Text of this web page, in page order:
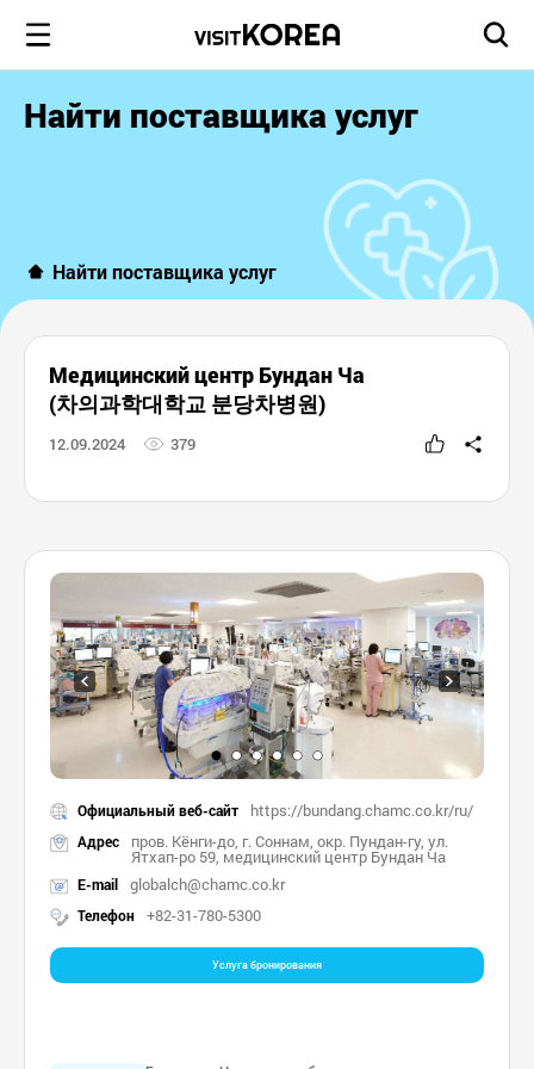
Найти поставщика услуг
Найти поставщика услуг
Медицинский центр Бундан Ча
(차의과학대학교 분당차병원)
12.09.2024 379
Официальный веб-сайт https://bundang.chamc.co.kr/ru/
Адрес пров. Кёнги-до, г. Соннам, окр. Пундан-гу, ул.
Ятхап-ро 59, медицинский центр Бундан Ча
E-mail globalch@chamc.co.kr
Телефон +82-31-780-5300
Услуга бронирования